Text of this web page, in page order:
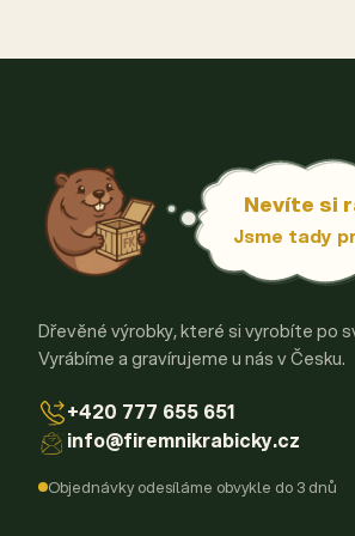
Nevíte si
Jsme tady
Dřevěné výrobky, které si vyrobíte po
Vyrábíme a gravírujeme u nás v Česku.
+420 777 655 651
info@firemnikrabicky.cz
Objednávky odesíláme obvykle do 3 dnů